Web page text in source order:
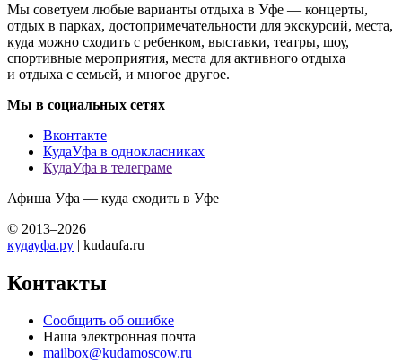
Мы советуем любые варианты отдыха в Уфе — концерты,
отдых в парках, достопримечательности для экскурсий, места,
куда можно сходить с ребенком, выставки, театры, шоу,
спортивные мероприятия, места для активного отдыха
и отдыха с семьей, и многое другое.
Мы в социальных сетях
Вконтакте
КудаУфа в однокласниках
КудаУфа в телеграме
Афиша Уфа — куда сходить в Уфе
© 2013–2026
кудауфа.ру | kudaufa.ru
Контакты
Сообщить об ошибке
Наша электронная почта
mailbox@kudamoscow.ru